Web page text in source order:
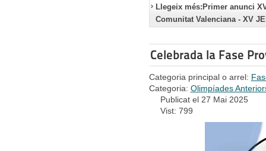
Llegeix més:Primer anunci
Comunitat Valenciana - XV
Celebrada la Fase
Categoria principal o arrel:
Categoria: Olimpíades
Publicat el 27 Mai 2025
Vist: 799